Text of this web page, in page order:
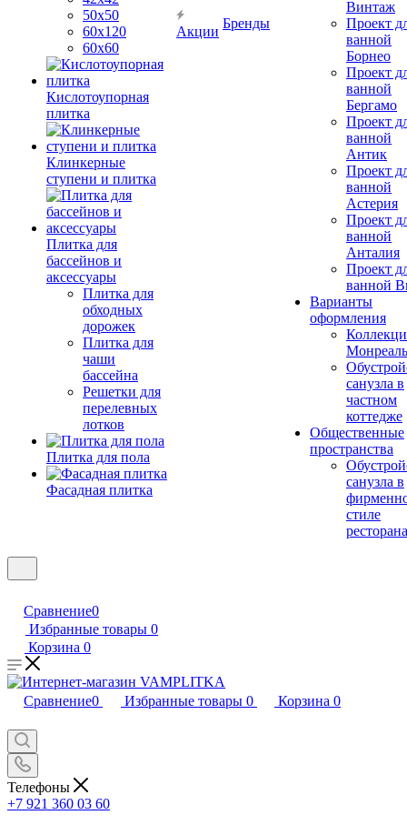
50х50
60х120
60х60
Кислотоупорная
плитка
Клинкерные
ступени и плитка
Плитка для
бассейнов и
аксессуары
Плитка для
обходных
дорожек
Плитка для
чаши
бассейна
Решетки для
перелевных
лотков
Плитка для пола
Фасадная плитка
Акции
Бренды
Винтаж
Проект
ванной
Борнео
Проект
ванной
Бергамо
Проект
ванной
Антик
Проект
ванной
Астерия
Проект
ванной
Анталия
Проект
ванной
Варианты
оформления
Монреаль
санузла в
частном
коттедже
Общественные
пространства
санузла в
стиле
ресторана
Сравнение0
Избранные товары 0
Корзина 0
Сравнение0 Избранные товары 0 Корзина 0
Телефоны
+7 921 360 03 60